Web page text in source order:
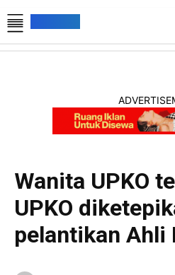
Wanita UPKO
UPKO
pelantikan Ahli